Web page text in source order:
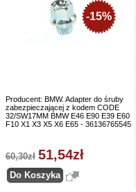
Producent: BMW. Adapter do śruby
zabezpieczającej z kodem CODE
32/SW17MM BMW E46 E90 E39 E60
F10 X1 X3 X5 X6 E65 - 36136765545
-15%
60,30zł 51,54zł